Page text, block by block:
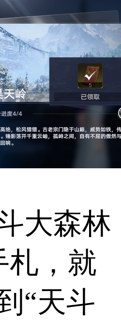
大森林
札，就
“天斗